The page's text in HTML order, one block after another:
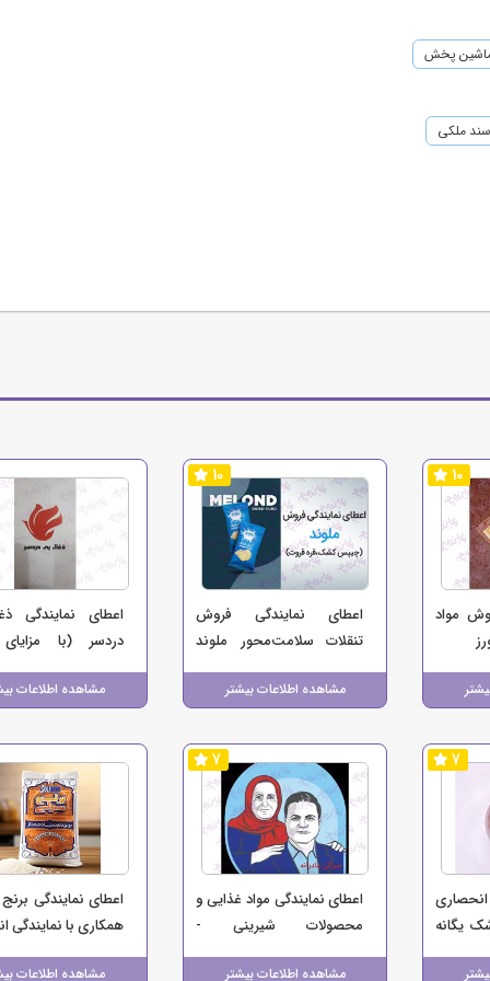
پخش
سند ملکی
10
مواد
10
اعطای نمایندگی فروش
تنقلات سلامت‌محور ملوند
(چیپس کشک و قره‌قروت)
مشاهده اطلاعات بیشتر
اعطای نمایندگی
دردسر (با
پرمصرف، پرفروش و
مشاهده اطلاعات
7
یگانه
7
اعطای نمایندگی مواد غذایی و
محصولات شیرینی -
شیرینی‌های سنتی بینج بو (
مشاهده اطلاعات بیشتر
اعطای نمایندگی
همکاری با نمایندگی
فروش برنج ایرانی
مشاهده اطلاعات